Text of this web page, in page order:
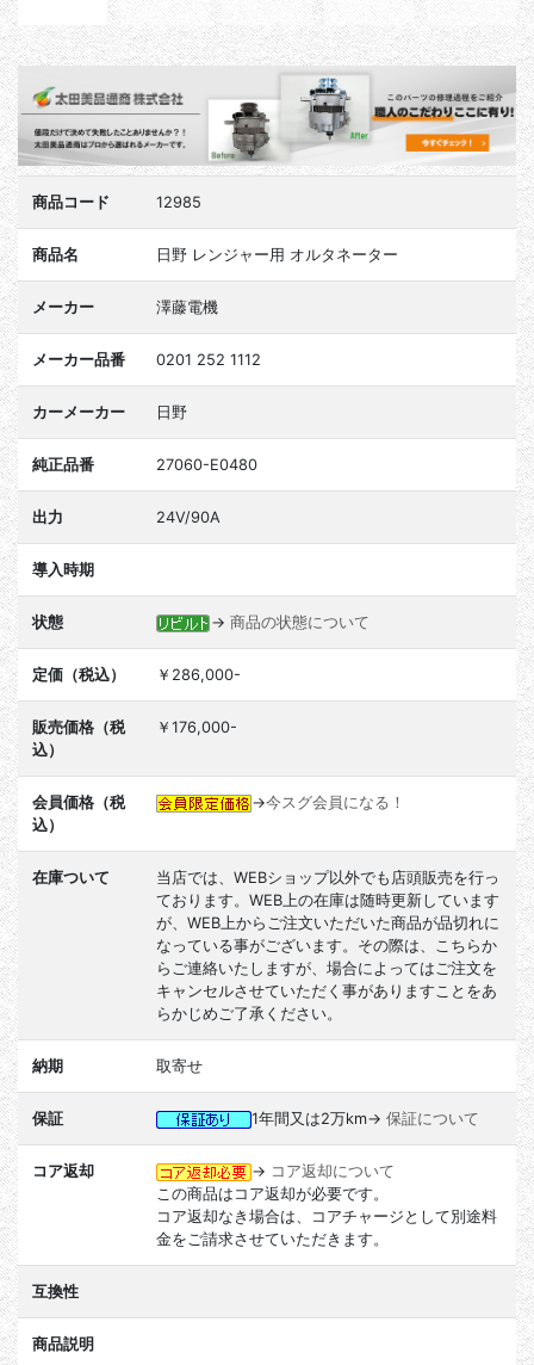
商品コード 12985
商品名 日野 レンジャー用 オルタネーター
メーカー 澤藤電機
メーカー品番 0201 252 1112
カーメーカー 日野
純正品番 27060-E0480
出力 24V/90A
導入時期
状態 → 商品の状態について
定価（税込） ￥286,000-
販売価格（税
込）
￥176,000-
会員価格（税
込）
→今スグ会員になる！
在庫ついて
当店では、WEBショップ以外でも店頭販売を行っ
ております。WEB上の在庫は随時更新しています
が、WEB上からご注文いただいた商品が品切れに
なっている事がございます。その際は、こちらか
らご連絡いたしますが、場合によってはご注文を
キャンセルさせていただく事がありますことをあ
らかじめご了承ください。
納期 取寄せ
保証 1年間又は2万km→ 保証について
コア返却 → コア返却について
この商品はコア返却が必要です。
コア返却なき場合は、コアチャージとして別途料
金をご請求させていただきます。
互換性
商品説明